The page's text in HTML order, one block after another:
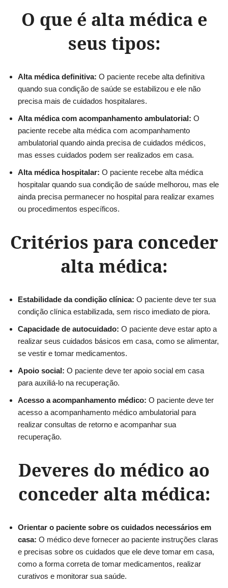
O que é alta médica e
seus tipos:
Alta médica definitiva: O paciente recebe alta definitiva
quando sua condição de saúde se estabilizou e ele não
precisa mais de cuidados hospitalares.
Alta médica com acompanhamento ambulatorial: O
paciente recebe alta médica com acompanhamento
ambulatorial quando ainda precisa de cuidados médicos,
mas esses cuidados podem ser realizados em casa.
Alta médica hospitalar: O paciente recebe alta médica
hospitalar quando sua condição de saúde melhorou, mas ele
ainda precisa permanecer no hospital para realizar exames
ou procedimentos específicos.
Critérios para conceder
alta médica:
Estabilidade da condição clínica: O paciente deve ter sua
condição clínica estabilizada, sem risco imediato de piora.
Capacidade de autocuidado: O paciente deve estar apto a
realizar seus cuidados básicos em casa, como se alimentar,
se vestir e tomar medicamentos.
Apoio social: O paciente deve ter apoio social em casa
para auxiliá-lo na recuperação.
Acesso a acompanhamento médico: O paciente deve ter
acesso a acompanhamento médico ambulatorial para
realizar consultas de retorno e acompanhar sua
recuperação.
Deveres do médico ao
conceder alta médica:
Orientar o paciente sobre os cuidados necessários em
casa: O médico deve fornecer ao paciente instruções claras
e precisas sobre os cuidados que ele deve tomar em casa,
como a forma correta de tomar medicamentos, realizar
curativos e monitorar sua saúde.